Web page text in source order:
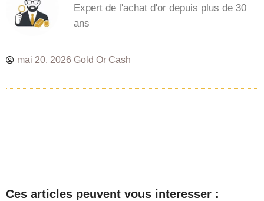
Expert de l'achat d'or depuis plus de 30
ans
mai 20, 2026 Gold Or Cash
Ces articles peuvent vous interesser :